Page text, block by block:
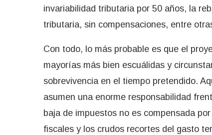
invariabilidad tributaria por 50 años, la
tributaria, sin compensaciones, entre
Con todo, lo más probable es que el
mayorías más bien escuálidas y
sobrevivencia en el tiempo pretendido.
asumen una enorme responsabilidad
baja de impuestos no es compensada
fiscales y los crudos recortes del gasto